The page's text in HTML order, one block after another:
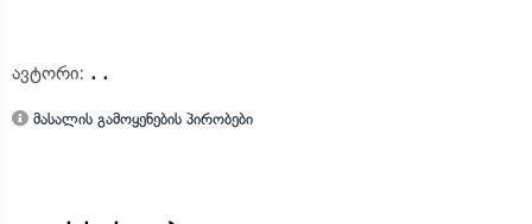
ავტორი: . .
მასალის გამოყენების პირობები